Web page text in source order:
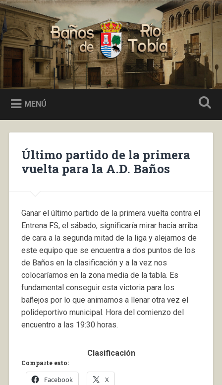
Saltar
al
contenido
Buscar
Baños de Río Tobía
MENÚ
Último partido de la primera
vuelta para la A.D. Baños
Ganar el último partido de la primera vuelta contra el
Entrena FS, el sábado, significaría mirar hacia arriba
de cara a la segunda mitad de la liga y alejarnos de
este equipo que se encuentra a dos puntos de los
de Baños en la clasificación y a la vez nos
colocaríamos en la zona media de la tabla. Es
fundamental conseguir esta victoria para los
bañejos por lo que animamos a llenar otra vez el
polideportivo municipal. Hora del comienzo del
encuentro a las 19:30 horas.
Clasificación
Comparte esto:
Facebook X